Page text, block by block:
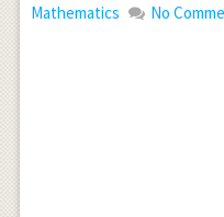
Mathematics
No